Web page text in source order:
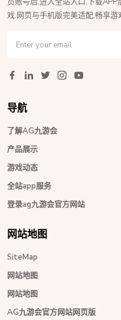
戏,网页与手机版完美适配,畅享游
导航
了解AG九游会
产品展示
游戏动态
全站app服务
登录ag九游会官方网站
网站地图
SiteMap
网站地图
网站地图
AG九游会官方网站网页版